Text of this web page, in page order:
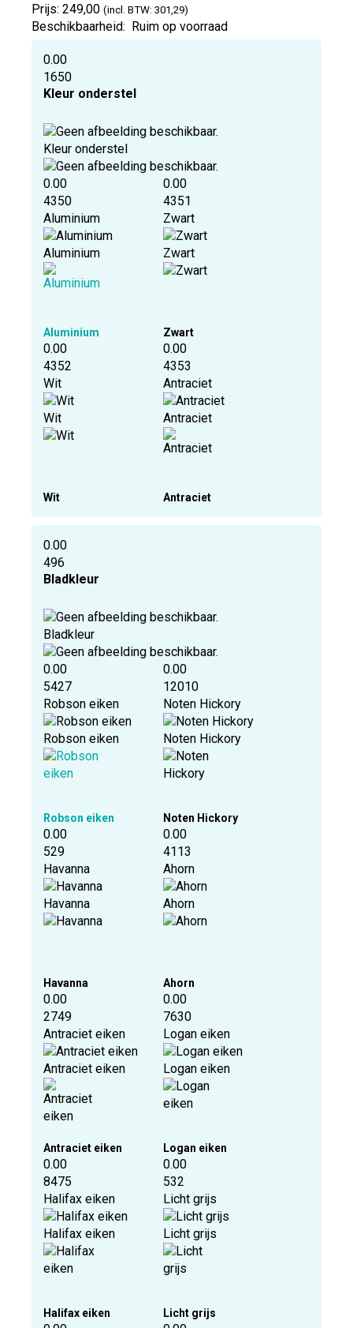
Prijs: 249,00 (incl. BTW: 301,29)
Beschikbaarheid: Ruim op voorraad
0.00
1650
Kleur onderstel
Kleur onderstel
0.00
4350
Aluminium
Aluminium
Aluminium
0.00
4351
Zwart
Zwart
Zwart
0.00
4352
Wit
Wit
Wit
0.00
4353
Antraciet
Antraciet
Antraciet
0.00
496
Bladkleur
Bladkleur
0.00
5427
Robson eiken
Robson eiken
Robson eiken
0.00
12010
Noten Hickory
Noten Hickory
Noten Hickory
0.00
529
Havanna
Havanna
Havanna
0.00
4113
Ahorn
Ahorn
Ahorn
0.00
2749
Antraciet eiken
Antraciet eiken
Antraciet eiken
0.00
7630
Logan eiken
Logan eiken
Logan eiken
0.00
8475
Halifax eiken
Halifax eiken
Halifax eiken
0.00
532
Licht grijs
Licht grijs
Licht grijs